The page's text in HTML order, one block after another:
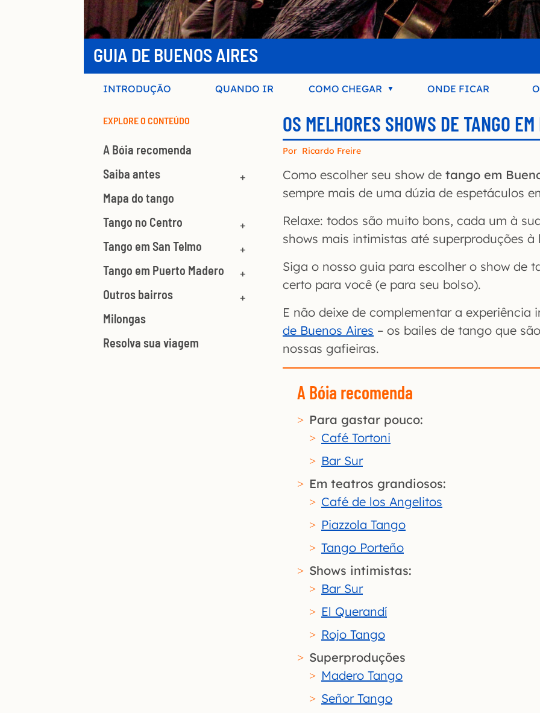
GUIA DE BUENOS AIRES
INTRODUÇÃO QUANDO IR COMO CHEGAR ONDE FICAR
EXPLORE O CONTEÚDO
A Bóia recomenda
Saiba antes
Mapa do tango
Tango no Centro
Tango em San Telmo
Tango em Puerto Madero
Outros bairros
Milongas
Resolva sua viagem
OS MELHORES SHOWS DE TANGO
Por Ricardo Freire
Como escolher seu show de tango em
sempre mais de uma dúzia de espetáculos
Relaxe: todos são muito bons, cada um à
shows mais intimistas até superproduções à
Siga o nosso guia para escolher o show de
certo para você (e para seu bolso).
E não deixe de complementar a experiência
de Buenos Aires – os bailes de tango que
nossas gafieiras.
A Bóia recomenda
Para gastar pouco:
Café Tortoni
Bar Sur
Em teatros grandiosos:
Café de los Angelitos
Piazzola Tango
Tango Porteño
Shows intimistas:
Bar Sur
El Querandí
Rojo Tango
Superproduções
Madero Tango
Señor Tango